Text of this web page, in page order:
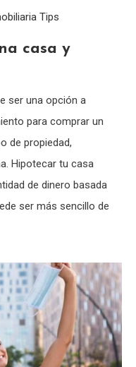
Tips
casa y
ser una opción a
para comprar un
de propiedad,
Hipotecar tu casa
de dinero basada
ser más sencillo de